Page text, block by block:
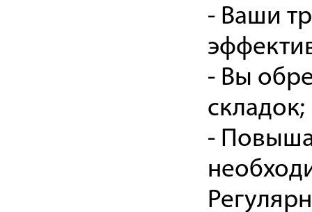
- Ваши
- Вы
складок;
-